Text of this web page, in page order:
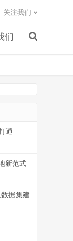
们
关注我们
通
新范式
据集建